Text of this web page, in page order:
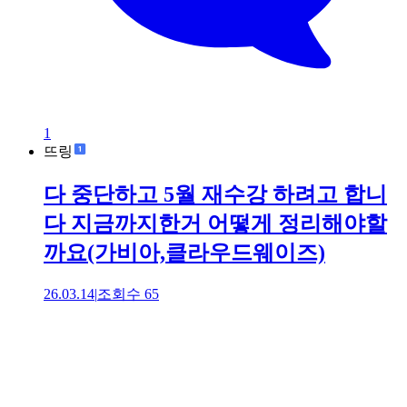
1
뜨링
다 중단하고 5월 재수강 하려고 합니
다 지금까지한거 어떻게 정리해야할
까요(가비아,클라우드웨이즈)
26.03.14|조회수 65